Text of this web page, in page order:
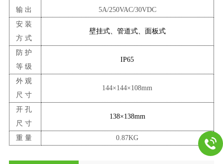
输出
5A/250VAC/30VDC
安装
方式
壁挂式、管道式、面板式
防护
等级
IP65
外观
尺寸
144×144×108mm
开孔
尺寸
138×138mm
重量 0.87KG